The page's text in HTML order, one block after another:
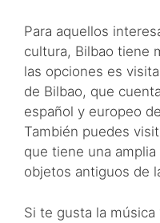
Para aquellos
cultura, Bilbao tiene
las opciones es
de Bilbao, que
español y europeo
También puedes
que tiene una
objetos antiguos de
Si te gusta la